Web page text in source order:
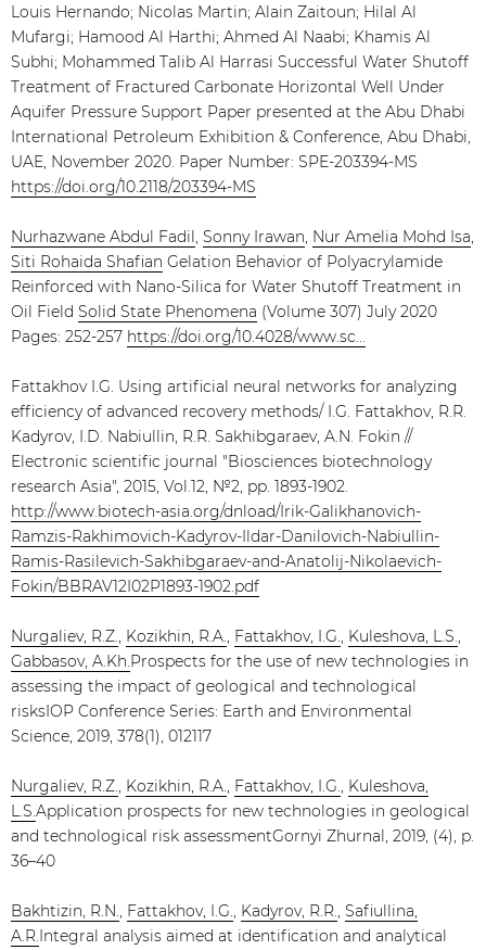
Louis Hernando; Nicolas Martin; Alain Zaitoun; Hilal Al
Mufargi; Hamood Al Harthi; Ahmed Al Naabi; Khamis Al
Subhi; Mohammed Talib Al Harrasi Successful Water Shutoff
Treatment of Fractured Carbonate Horizontal Well Under
Aquifer Pressure Support Paper presented at the Abu Dhabi
International Petroleum Exhibition & Conference, Abu Dhabi,
UAE, November 2020. Paper Number: SPE-203394-MS
https://doi.org/10.2118/203394-MS
Nurhazwane Abdul Fadil, Sonny Irawan, Nur Amelia Mohd Isa,
Siti Rohaida Shafian Gelation Behavior of Polyacrylamide
Reinforced with Nano-Silica for Water Shutoff Treatment in
Oil Field Solid State Phenomena (Volume 307) July 2020
Pages: 252-257 https://doi.org/10.4028/www.sc...
Fattakhov I.G. Using artificial neural networks for analyzing
efficiency of advanced recovery methods/ I.G. Fattakhov, R.R.
Kadyrov, I.D. Nabiullin, R.R. Sakhibgaraev, A.N. Fokin //
Electronic scientific journal "Biosciences biotechnology
research Asia", 2015, Vol.12, №2, pp. 1893-1902.
http://www.biotech-asia.org/dnload/Irik-Galikhanovich-
Ramzis-Rakhimovich-Kadyrov-Ildar-Danilovich-Nabiullin-
Ramis-Rasilevich-Sakhibgaraev-and-Anatolij-Nikolaevich-
Fokin/BBRAV12I02P1893-1902.pdf
Nurgaliev, R.Z., Kozikhin, R.A., Fattakhov, I.G., Kuleshova, L.S.,
Gabbasov, A.Kh.Prospects for the use of new technologies in
assessing the impact of geological and technological
risksIOP Conference Series: Earth and Environmental
Science, 2019, 378(1), 012117
Nurgaliev, R.Z., Kozikhin, R.A., Fattakhov, I.G., Kuleshova,
L.S.Application prospects for new technologies in geological
and technological risk assessmentGornyi Zhurnal, 2019, (4), p.
36–40
Bakhtizin, R.N., Fattakhov, I.G., Kadyrov, R.R., Safiullina,
A.R.Integral analysis aimed at identification and analytical